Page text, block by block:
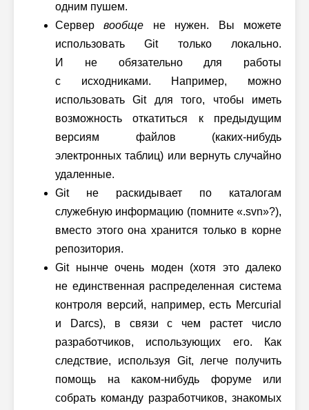
одним пушем.
Сервервообще не нужен. Вы можете
использовать Git только локально.
И не обязательно для работы
с исходниками. Например, можно
использовать Git для того, чтобы иметь
возможность откатиться к предыдущим
версиям файлов (каких-нибудь
электронных таблиц) или вернуть случайно
удаленные.
Git не раскидывает по каталогам
служебную информацию (помните «.svn»?),
вместо этого она хранится только в корне
репозитория.
Git нынче очень моден (хотя это далеко
не единственная распределенная система
контроля версий, например, есть Mercurial
и Darcs), в связи с чем растет число
разработчиков, использующих его. Как
следствие, используя Git, легче получить
помощь на каком-нибудь форуме или
собрать команду разработчиков, знакомых